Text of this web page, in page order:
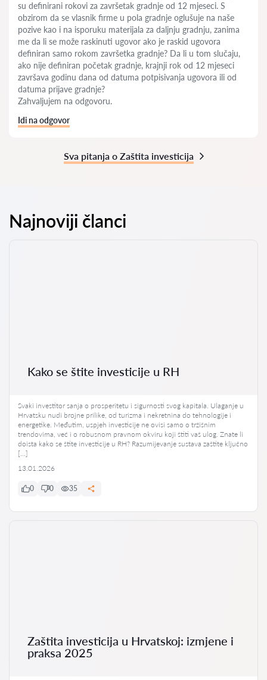
su definirani rokovi za završetak gradnje od 12 mjeseci. S
obzirom da se vlasnik firme u pola gradnje oglušuje na naše
pozive kao i na isporuku materijala za daljnju gradnju, zanima
me da li se može raskinuti ugovor ako je raskid ugovora
definiran samo rokom završetka gradnje? Da li u tom slučaju,
ako nije definiran početak gradnje, krajnji rok od 12 mjeseci
završava godinu dana od datuma potpisivanja ugovora ili od
datuma prijave gradnje?
Zahvaljujem na odgovoru.
Idi na odgovor
Sva pitanja o Zaštita investicija
Najnoviji članci
Kako se štite investicije u RH
Svaki investitor sanja o prosperitetu i sigurnosti svog kapitala. Ulaganje u
Hrvatsku nudi brojne prilike, od turizma i nekretnina do tehnologije i
energetike. Međutim, uspjeh investicije ne ovisi samo o tržišnim
trendovima, već i o robusnom pravnom okviru koji štiti vaš ulog. Znate li
doista kako se štite investicije u RH? Razumijevanje sustava zaštite ključno
[…]
13.01.2026
0 0 35
Zaštita investicija u Hrvatskoj: izmjene i
praksa 2025